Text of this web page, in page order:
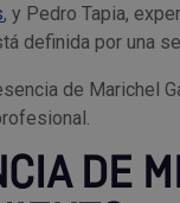
, y Pedro Tapia,
definida por una
de Marichel
DE